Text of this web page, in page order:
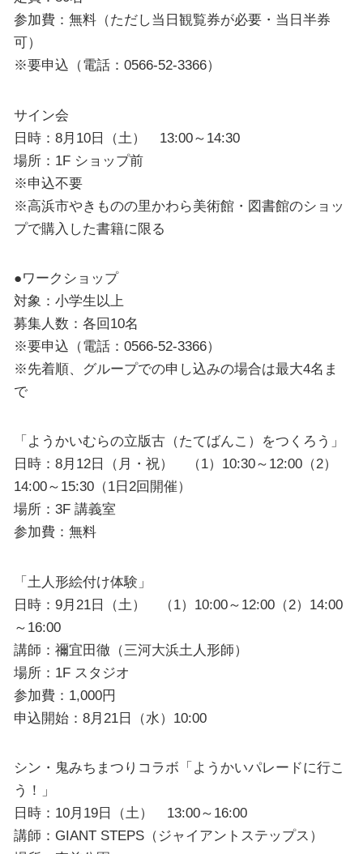
参加費：無料（ただし当日観覧券が必要・当日半券
可）
※要申込（電話：0566-52-3366）
サイン会
日時：8月10日（土） 13:00～14:30
場所：1F ショップ前
※申込不要
※高浜市やきものの里かわら美術館・図書館のショッ
プで購入した書籍に限る
●ワークショップ
対象：小学生以上
募集人数：各回10名
※要申込（電話：0566-52-3366）
※先着順、グループでの申し込みの場合は最大4名ま
で
「ようかいむらの立版古（たてばんこ）をつくろう」
日時：8月12日（月・祝） （1）10:30～12:00（2）
14:00～15:30（1日2回開催）
場所：3F 講義室
参加費：無料
「土人形絵付け体験」
日時：9月21日（土） （1）10:00～12:00（2）14:00
～16:00
講師：禰宜田徹（三河大浜土人形師）
場所：1F スタジオ
参加費：1,000円
申込開始：8月21日（水）10:00
シン・鬼みちまつりコラボ「ようかいパレードに行こ
う！」
日時：10月19日（土） 13:00～16:00
講師：GIANT STEPS（ジャイアントステップス）